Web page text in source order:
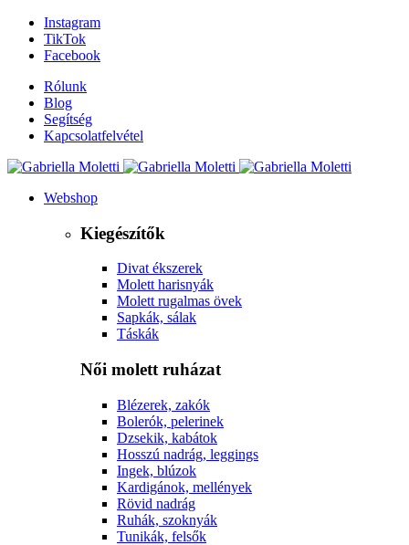
Instagram
TikTok
Facebook
Rólunk
Blog
Segítség
Kapcsolatfelvétel
Webshop
Kiegészítők
Divat ékszerek
Molett harisnyák
Molett rugalmas övek
Sapkák, sálak
Táskák
Női molett ruházat
Blézerek, zakók
Bolerók, pelerinek
Dzsekik, kabátok
Hosszú nadrág, leggings
Ingek, blúzok
Kardigánok, mellények
Rövid nadrág
Ruhák, szoknyák
Tunikák, felsők